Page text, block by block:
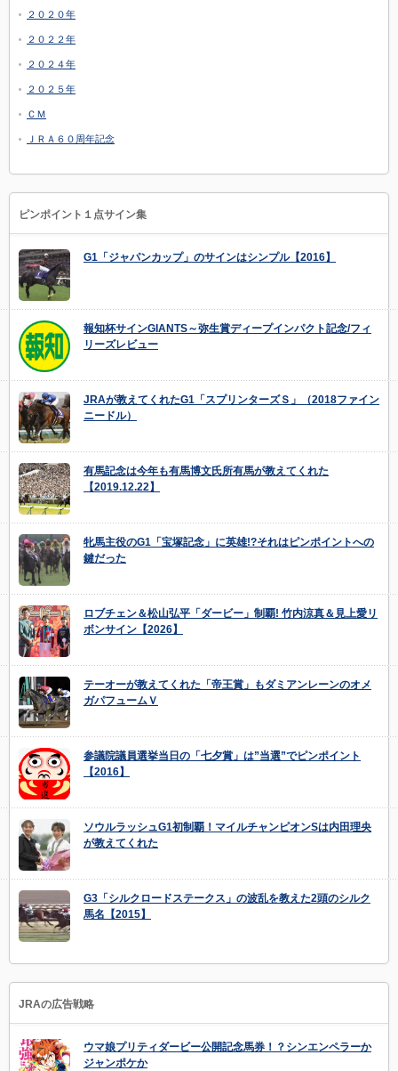
２０２０年
２０２２年
２０２４年
２０２５年
ＣＭ
ＪＲＡ６０周年記念
ピンポイント１点サイン集
G1「ジャパンカップ」のサインはシンプル【2016】
報知杯サインGIANTS～弥生賞ディープインパクト記念/フィ
リーズレビュー
JRAが教えてくれたG1「スプリンターズＳ」（2018ファイン
ニードル）
有馬記念は今年も有馬博文氏所有馬が教えてくれた
【2019.12.22】
牝馬主役のG1「宝塚記念」に英雄!?それはピンポイントへの
鍵だった
ロブチェン＆松山弘平「ダービー」制覇! 竹内涼真＆見上愛リ
ボンサイン【2026】
テーオーが教えてくれた「帝王賞」もダミアンレーンのオメ
ガパフュームＶ
参議院議員選挙当日の「七夕賞」は”当選”でピンポイント
【2016】
ソウルラッシュG1初制覇！マイルチャンピオンSは内田理央
が教えてくれた
G3「シルクロードステークス」の波乱を教えた2頭のシルク
馬名【2015】
JRAの広告戦略
ウマ娘プリティダービー公開記念馬券！？シンエンペラーか
ジャンポケか